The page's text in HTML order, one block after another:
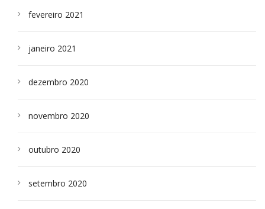
fevereiro 2021
janeiro 2021
dezembro 2020
novembro 2020
outubro 2020
setembro 2020